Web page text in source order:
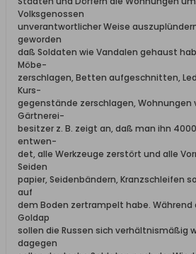
Volksgenossen
unverantwortlicher Weise
geworden
daß Soldaten wie Vandalen gehaust
Möbe-
zerschlagen, Betten aufgeschnitten,
Kurs-
gegenstände zerschlagen, Wohnungen
Gärtnerei-
besitzer z. B. zeigt an, daß man ihn
entwen-
det, alle Werkzeuge zerstört und alle
Seiden
papier, Seidenbändern, Kranzschleifen
auf
dem Boden zertrampelt habe. Während
Goldap
sollen die Russen sich verhältnismäßig
dagegen